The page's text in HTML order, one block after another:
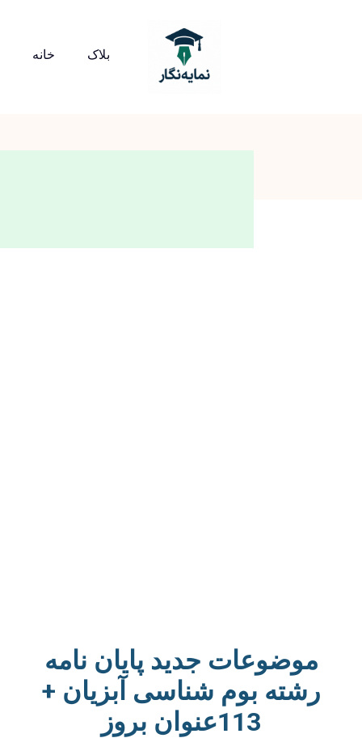
خانه بلاک
موضوعات جدید پایان نامه
رشته بوم شناسی آبزیان +
113عنوان بروز